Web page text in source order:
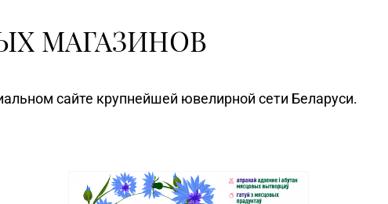
МАГАЗИНОВ
сайте крупнейшей ювелирной сети Беларуси.